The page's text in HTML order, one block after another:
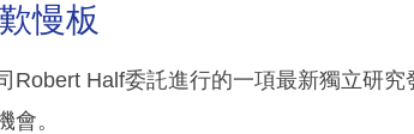
慢板
Robert Half委託進行的一項最新獨立研
會。